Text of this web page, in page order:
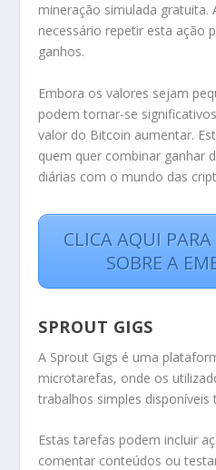
mineração simulada gratuita.
necessário repetir esta ação
ganhos.
Embora os valores sejam
podem tornar-se
valor do Bitcoin aumentar.
quem quer combinar ganhar
diárias com o mundo das
CLICA AQUI
SOBRE A
SPROUT GIGS
A Sprout Gigs é uma
microtarefas, onde os
trabalhos simples disponíveis
Estas tarefas podem incluir
comentar conteúdos ou